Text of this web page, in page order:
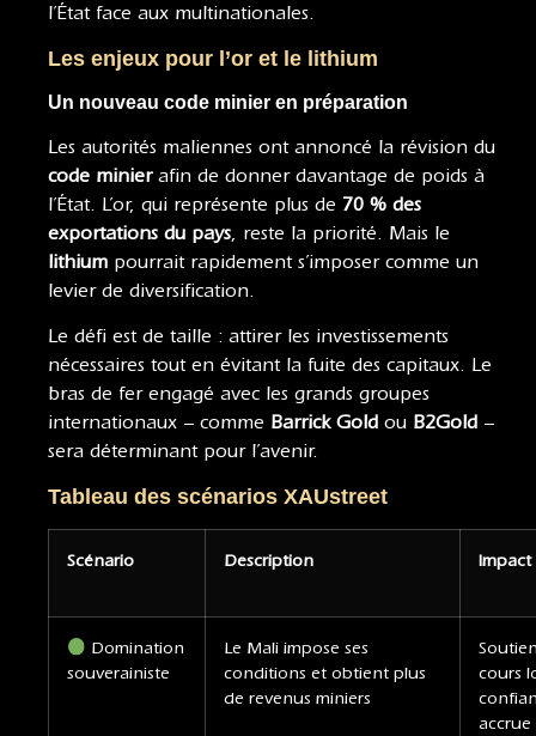
l’État face aux multinationales.
Les enjeux pour l’or et le lithium
Un nouveau code minier en préparation
Les autorités maliennes ont annoncé la révision du
code minierafin de donner davantage de poids à
l’État. L’or, qui représente plus de 70 % des
exportations du pays, reste la priorité. Mais le
lithium pourrait rapidement s’imposer comme un
levier de diversification.
Le défi est de taille : attirer les investissements
nécessaires tout en évitant la fuite des capitaux. Le
bras de fer engagé avec les grands groupes
internationaux – comme Barrick Gold ou B2Gold –
sera déterminant pour l’avenir.
Tableau des scénarios XAUstreet
Scénario Description Impact
Domination
souverainiste
Le Mali impose ses
conditions et obtient plus
de revenus miniers
cours
accrue